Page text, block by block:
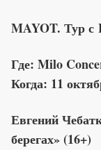
MAYOT. Тур с
Где: Milo
Когда: 11
Евгений
берегах» (16+)